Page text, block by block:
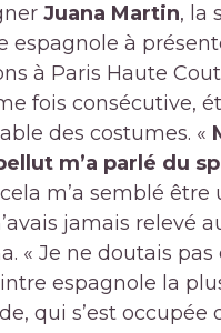
Juana Martin, la
espagnole à
à Paris Haute
fois consécutive,
des costumes. «
m’a parlé du
m’a semblé être
jamais relevé
« Je ne doutais
espagnole la
qui s’est occupée